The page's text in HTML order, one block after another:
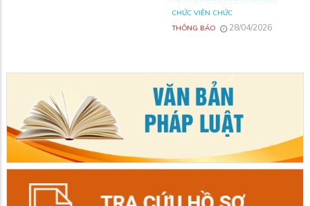
CHỨC VIÊN CHỨC
THÔNG BÁO
28/04/2026